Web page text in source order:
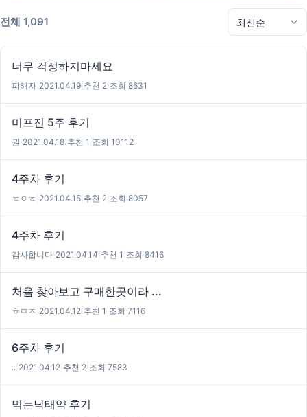
전체 1,091
너무 걱정하지마세요
피해자 2021.04.19 추천 2 조회 8631
미프진 5주 후기
권 2021.04.18 추천 1 조회 10112
4주차 후기
ㅎㅇㅎ 2021.04.15 추천 2 조회 8057
4주차 후기
감사합니다 2021.04.14 추천 1 조회 8416
처음 찾아보고 구매한곳이라 ...
ㅎㅁㅈ 2021.04.12 추천 1 조회 7116
6주차 후기
.. 2021.04.12 추천 2 조회 7583
먹는낙태약 후기